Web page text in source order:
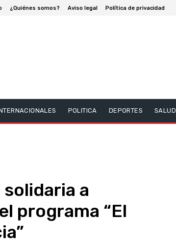
¿Quiénes somos? Aviso legal Política de privacidad
POLITICA DEPORTES SALUD
a
programa “El